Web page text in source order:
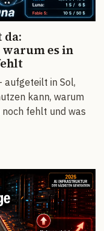
da:
es in
aufgeteilt in Sol,
kann, warum
fehlt und was